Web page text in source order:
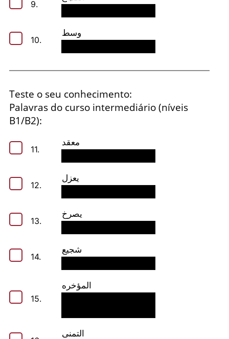
9.
10.
وسط
Teste o seu conhecimento:
Palavras do curso intermediário (níveis
B1/B2):
11.
معقد
12.
يعزل
13.
يصرخ
14.
شجيع
15.
المؤخره
التمنى